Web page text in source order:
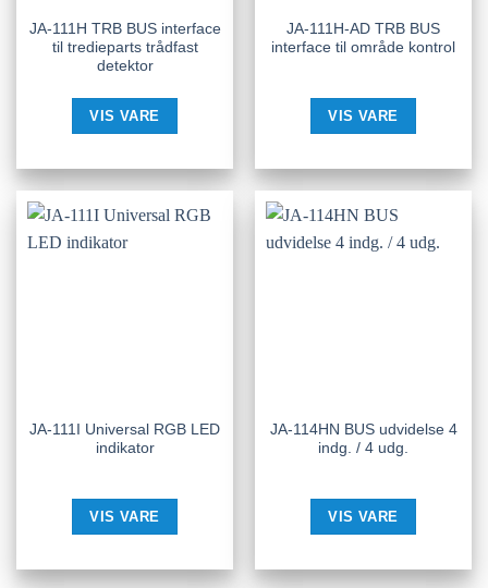
JA-111H TRB BUS interface
til tredieparts trådfast
detektor
VIS VARE
JA-111H-AD TRB BUS
interface til område kontrol
VIS VARE
JA-111I Universal RGB LED
indikator
VIS VARE
JA-114HN BUS udvidelse 4
indg. / 4 udg.
VIS VARE